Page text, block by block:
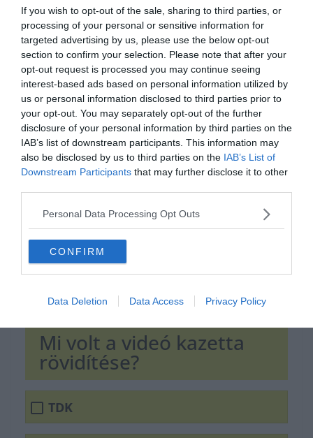
If you wish to opt-out of the sale, sharing to third parties, or
processing of your personal or sensitive information for
targeted advertising by us, please use the below opt-out
section to confirm your selection. Please note that after your
opt-out request is processed you may continue seeing
interest-based ads based on personal information utilized by
us or personal information disclosed to third parties prior to
your opt-out. You may separately opt-out of the further
disclosure of your personal information by third parties on the
IAB’s list of downstream participants. This information may
also be disclosed by us to third parties on the IAB’s List of
Downstream Participants that may further disclose it to other
Personal Data Processing Opt Outs
CONFIRM
Data Deletion Data Access Privacy Policy
Hirdetés
Mi volt a videó kazetta
rövidítése?
TDK